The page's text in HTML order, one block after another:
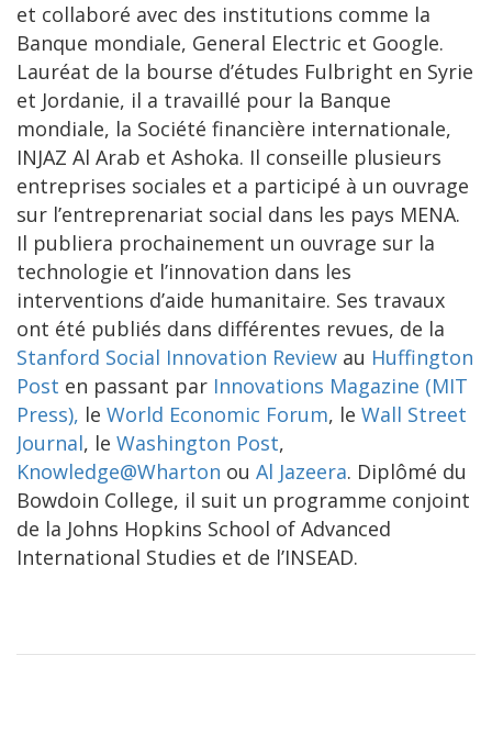
et collaboré avec des institutions comme la
Banque mondiale, General Electric et Google.
Lauréat de la bourse d’études Fulbright en Syrie
et Jordanie, il a travaillé pour la Banque
mondiale, la Société financière internationale,
INJAZ Al Arab et Ashoka. Il conseille plusieurs
entreprises sociales et a participé à un ouvrage
sur l’entreprenariat social dans les pays MENA.
Il publiera prochainement un ouvrage sur la
technologie et l’innovation dans les
interventions d’aide humanitaire. Ses travaux
ont été publiés dans différentes revues, de la
Stanford Social Innovation Review au Huffington
Post en passant par Innovations Magazine (MIT
Press), le World Economic Forum, le Wall Street
Journal, le Washington Post,
Knowledge@Wharton ou Al Jazeera. Diplômé du
Bowdoin College, il suit un programme conjoint
de la Johns Hopkins School of Advanced
International Studies et de l’INSEAD.